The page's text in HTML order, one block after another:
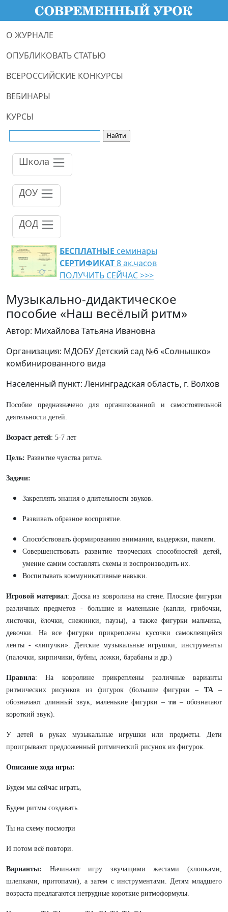
О ЖУРНАЛЕ
ОПУБЛИКОВАТЬ СТАТЬЮ
ВСЕРОССИЙСКИЕ КОНКУРСЫ
ВЕБИНАРЫ
КУРСЫ
Школа
ДОУ
ДОД
БЕСПЛАТНЫЕ семинары
СЕРТИФИКАТ8 ак.часов
ПОЛУЧИТЬ СЕЙЧАС >>>
Музыкально-дидактическое
пособие «Наш весёлый ритм»
Автор: Михайлова Татьяна Ивановна
Организация: МДОБУ Детский сад №6 «Солнышко»
комбинированного вида
Населенный пункт: Ленинградская область, г. Волхов
Пособие предназначено для организованной и самостоятельной
деятельности детей.
Возраст детей: 5-7 лет
Цель: Развитие чувства ритма.
Задачи:
Закреплять знания о длительности звуков.
Развивать образное восприятие.
Способствовать формированию внимания, выдержки, памяти.
Совершенствовать развитие творческих способностей детей,
умение самим составлять схемы и воспроизводить их.
Воспитывать коммуникативные навыки.
Игровой материал: Доска из ковролина на стене. Плоские фигурки
различных предметов - большие и маленькие (капли, грибочки,
листочки, ёлочки, снежинки, паузы), а также фигурки мальчика,
девочки. На все фигурки прикреплены кусочки самоклеящейся
ленты - «липучки». Детские музыкальные игрушки, инструменты
(палочки, кирпичики, бубны, ложки, барабаны и др.)
Правила: На ковролине прикреплены различные варианты
ритмических рисунков из фигурок (большие фигурки – ТА–
обозначают длинный звук, маленькие фигурки – ти – обозначают
короткий звук).
У детей в руках музыкальные игрушки или предметы. Дети
проигрывают предложенный ритмический рисунок из фигурок.
Описание хода игры:
Будем мы сейчас играть,
Будем ритмы создавать.
Ты на схему посмотри
И потом всё повтори.
Варианты: Начинают игру звучащими жестами (хлопками,
шлепками, притопами), а затем с инструментами. Детям младшего
возраста предлагаются нетрудные короткие ритмоформулы.